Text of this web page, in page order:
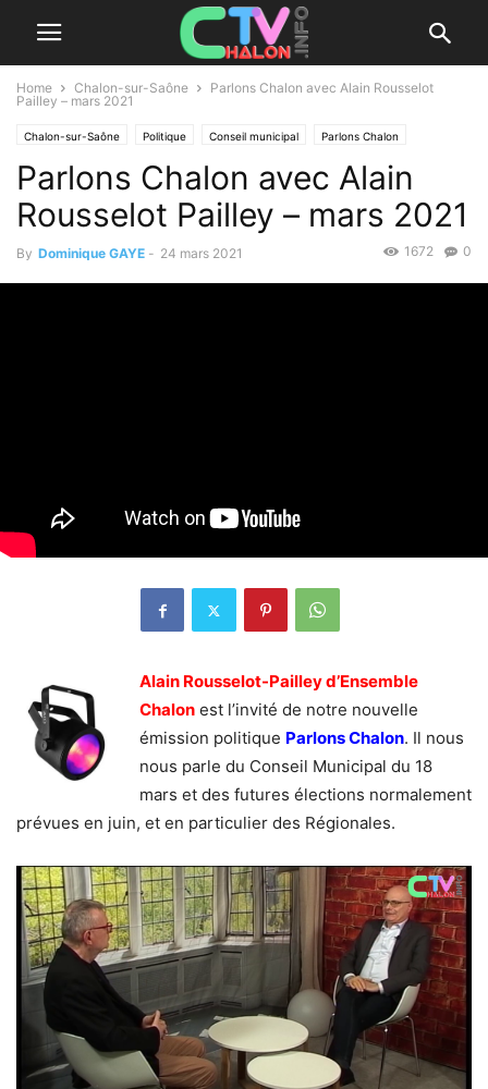
Home Chalon-sur-Saône
Parlons Chalon avec Alain Rousselot
Pailley – mars 2021
Chalon-sur-Saône Politique Conseil municipal Parlons Chalon
Parlons Chalon avec Alain
Rousselot Pailley – mars 2021
By Dominique GAYE - 24 mars 2021 0
1672
Alain Rousselot-Pailley d’Ensemble
Chalon est l’invité de notre nouvelle
émission politique Parlons Chalon. Il nous
nous parle du Conseil Municipal du 18
mars et des futures élections normalement
prévues en juin, et en particulier des Régionales.